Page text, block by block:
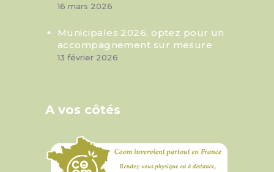
16 mars 2026
Municipales 2026, optez pour un
accompagnement sur mesure
13 février 2026
A vos côtés